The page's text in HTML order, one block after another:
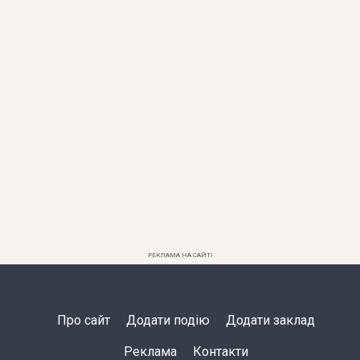
РЕКЛАМА НА САЙТІ
Про сайт Додати подію Додати заклад
Реклама Контакти